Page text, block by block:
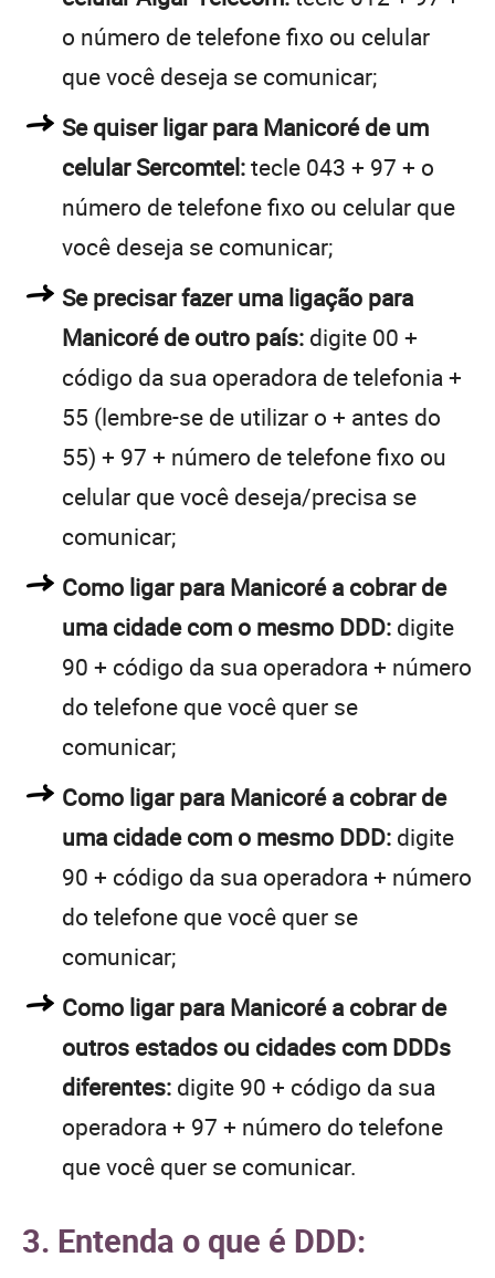
o número de telefone fixo ou celular
que você deseja se comunicar;
Se quiser ligar para Manicoré de um
celular Sercomtel:tecle 043 + 97 + o
número de telefone fixo ou celular que
você deseja se comunicar;
Se precisar fazer uma ligação para
Manicoré de outro país: digite 00 +
código da sua operadora de telefonia +
55 (lembre-se de utilizar o + antes do
55) + 97 + número de telefone fixo ou
celular que você deseja/precisa se
comunicar;
Como ligar para Manicoré a cobrar de
uma cidade com o mesmo DDD: digite
90 + código da sua operadora + número
do telefone que você quer se
comunicar;
Como ligar para Manicoré a cobrar de
uma cidade com o mesmo DDD: digite
90 + código da sua operadora + número
do telefone que você quer se
comunicar;
Como ligar para Manicoré a cobrar de
outros estados ou cidades com DDDs
diferentes: digite 90 + código da sua
operadora + 97 + número do telefone
que você quer se comunicar.
3. Entenda o que é DDD: